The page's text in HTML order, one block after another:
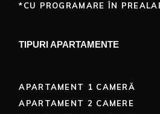
*CU PROGRAMARE ÎN
TIPURI APARTAMENTE
APARTAMENT 1 CAMERĂ
APARTAMENT 2 CAMERE